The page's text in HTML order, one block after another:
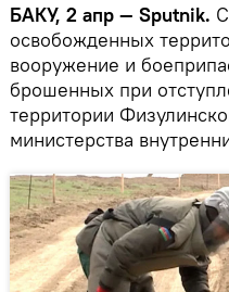
БАКУ, 2 апр — Sputnik.
освобожденных
вооружение и
брошенных при
территории
министерства